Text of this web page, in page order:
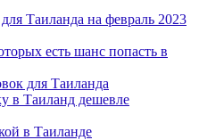
Таиланда на февраль 2023
есть шанс попасть в
для Таиланда
в Таиланд дешевле
в Таиланде